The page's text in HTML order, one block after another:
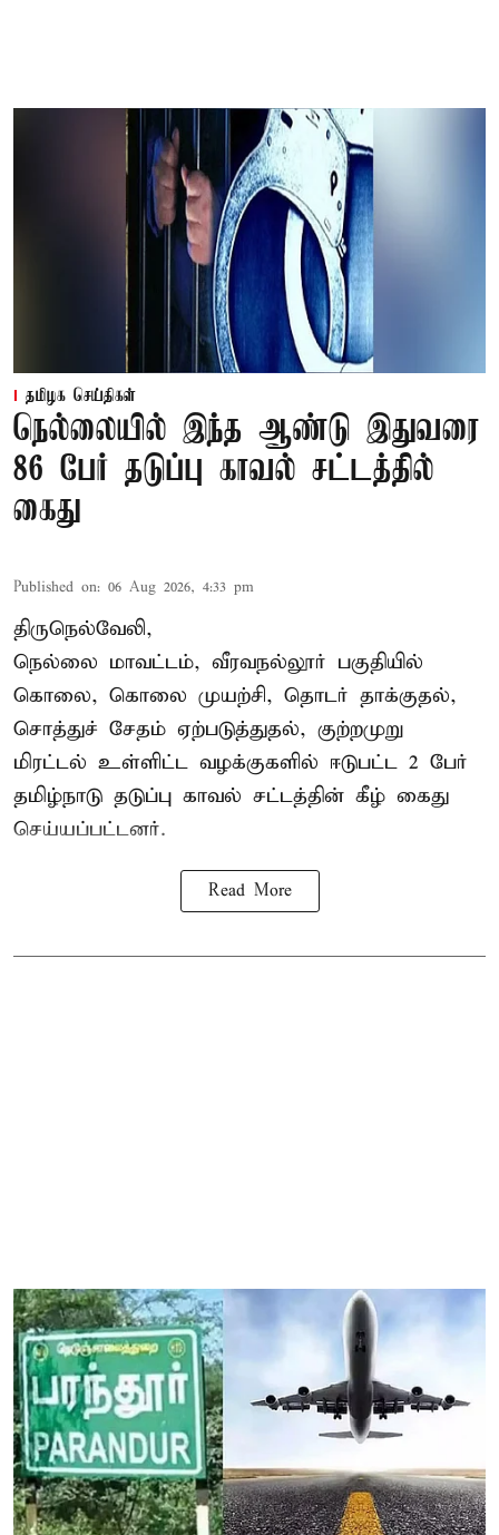
தமிழக செய்திகள்
நெல்லையில் இந்த ஆண்டு இதுவரை
86 பேர் தடுப்பு காவல் சட்டத்தில்
கைது
Published on: 06 Aug 2026, 4:33 pm
திருநெல்வேலி,
நெல்லை மாவட்டம், வீரவநல்லூர் பகுதியில்
கொலை, கொலை முயற்சி, தொடர் தாக்குதல்,
சொத்துச் சேதம் ஏற்படுத்துதல், குற்றமுறு
மிரட்டல் உள்ளிட்ட வழக்குகளில் ஈடுபட்ட 2 பேர்
தமிழ்நாடு தடுப்பு காவல் சட்டத்தின் கீழ் கைது
செய்யப்பட்டனர்.
Read More